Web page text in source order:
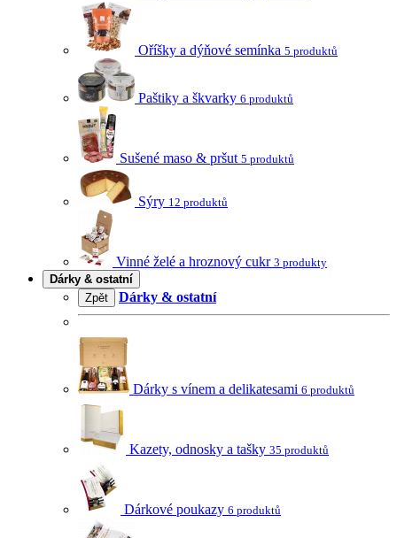
Oříšky a dýňové semínka 5 produktů
Paštiky a škvarky 6 produktů
Sušené maso & pršut 5 produktů
Sýry 12 produktů
Vinné želé a hroznový cukr 3 produkty
Dárky & ostatní
Zpět
Dárky & ostatní
Dárky s vínem a delikatesami 6 produktů
Kazety, odnosky a tašky 35 produktů
Dárkové poukazy 6 produktů